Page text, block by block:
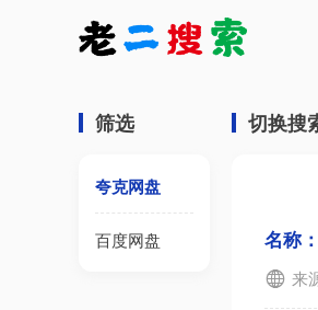
筛选
夸克网盘
百度网盘
切换搜
名称
来